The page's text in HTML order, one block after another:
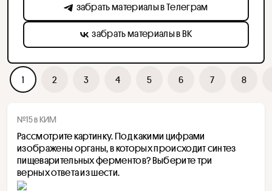
1 2 3 4 5 6 7 8
№15 в КИМ
Рассмотрите картинку. Под какими цифрами
изображены органы, в которых происходит синтез
пищеварительных ферментов? Выберите три
верных ответа из шести.
забрать материалы в Телеграм
забрать материалы в ВК